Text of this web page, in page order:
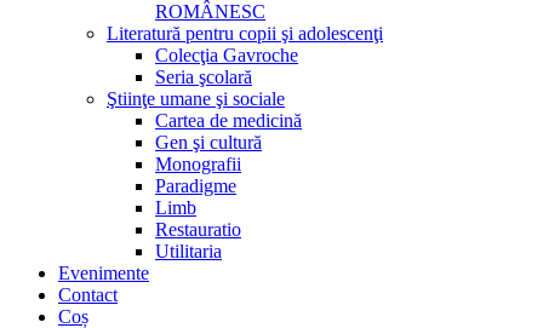
ROMÂNESC
Literatură pentru copii şi adolescenţi
Colecţia Gavroche
Seria şcolară
Ştiinţe umane şi sociale
Cartea de medicină
Gen şi cultură
Monografii
Paradigme
Limb
Restauratio
Utilitaria
Evenimente
Contact
Coș